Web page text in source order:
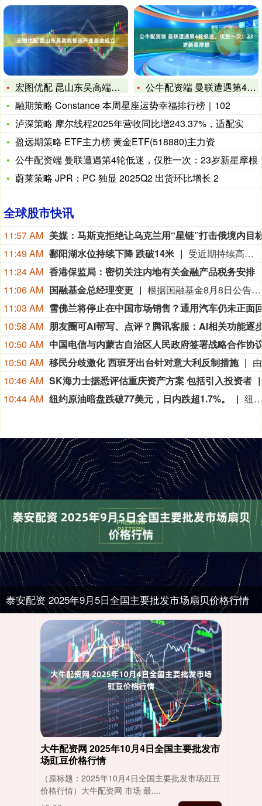
宏图优配 昆山东吴高端智造产业基金成立
公牛配资端 曼联遭遇第4轮低迷，仅胜一次：23岁新星摩根
融期策略 Constance 本周星座运势幸福排行榜｜102
泸深策略 摩尔线程2025年营收同比增243.37%，适配实
盈远期策略 ETF主力榜 黄金ETF(518880)主力资
公牛配资端 曼联遭遇第4轮低迷，仅胜一次：23岁新星摩根
蔚莱策略 JPR：PC 独显 2025Q2 出货环比增长 2
全球股市快讯
11:57 AM
11:49 AM 鄱阳湖水位持续下降 跌破14米
受近期持续高温天气影响，我国最大淡水湖鄱阳湖水位快速下降。截至8月8日8时，鄱阳湖标志性水文站星子站水位下降至13.97米，较昨日下降0.13米，鄱阳湖湖口站水位下降至13.84米，湖区两岸退水痕迹明显。（央视新闻）
11:24 AM 香港保监局：密切关注内地有关金融产品税务安排
11:06 AM 国融基金总经理变更
根据国融基金8月8日公告，总经理毛灵俊因个人原因离任，总经理职位暂由张圆辉代任。根据国融基金安排，该公司董事会选举韩光华拟任公司总经理，待韩光华完成相关程序后履职。
11:03 AM
10:58 AM
10:50 AM
10:50 AM 移民分歧激化 西班牙出台针对意大利反制措施
10:46 AM SK海力士据悉评估重庆资产方案 包括引入投资者
10:44 AM 纽约原油暗盘跌破77美元，日内跌超1.7%。 纽约原油暗盘跌破77美元
泰安配资 2025年9月5日全国主要批发市场扇贝价格行情
大牛配资网 2025年10月4日全国主要批发市
场豇豆价格行情
（原标题：2025年10月4日全国主要批发市场豇豆
价格行情）大牛配资网 市场 最....